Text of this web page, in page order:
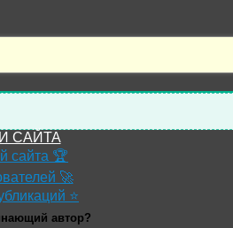
САЙТА
сайта 🏆
🚀
⭐
автор?